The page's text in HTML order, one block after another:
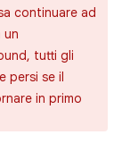
continuare ad
un
tutti gli
persi se il
in primo